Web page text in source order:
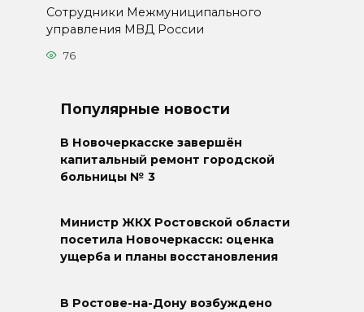
Сотрудники Межмуниципального
управления МВД России
76
Популярные новости
В Новочеркасске завершён
капитальный ремонт городской
больницы № 3
Министр ЖКХ Ростовской области
посетила Новочеркасск: оценка
ущерба и планы восстановления
В Ростове-на-Дону возбуждено